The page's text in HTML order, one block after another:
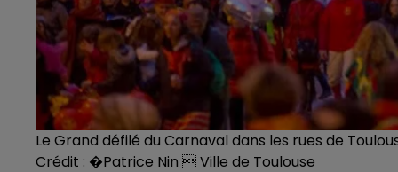
Le Grand défilé du Carnaval dans les rues de
Crédit : �Patrice Nin  Ville de Toulouse